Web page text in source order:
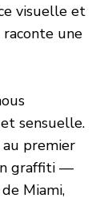
visuelle et
une
sensuelle.
premier
graffiti —
Miami,